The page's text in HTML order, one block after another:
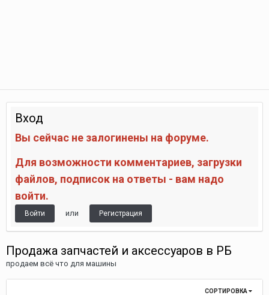
Вход
Вы сейчас не залогинены на форуме.
Для возможности комментариев, загрузки
файлов, подписок на ответы - вам надо
войти.
Войти или Регистрация
Продажа запчастей и аксессуаров в РБ
продаем всё что для машины
СОРТИРОВКА